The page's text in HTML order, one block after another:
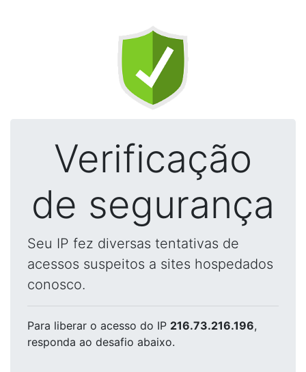
Verificação
de segurança
Seu IP fez diversas tentativas de
acessos suspeitos a sites hospedados
conosco.
Para liberar o acesso do IP 216.73.216.196,
responda ao desafio abaixo.